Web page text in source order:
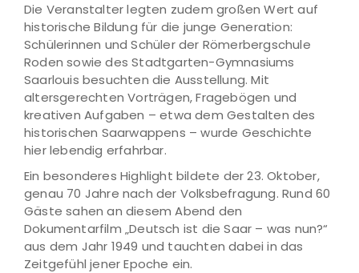
Die Veranstalter legten zudem großen Wert auf
historische Bildung für die junge Generation:
Schülerinnen und Schüler der Römerbergschule
Roden sowie des Stadtgarten-Gymnasiums
Saarlouis besuchten die Ausstellung. Mit
altersgerechten Vorträgen, Fragebögen und
kreativen Aufgaben – etwa dem Gestalten des
historischen Saarwappens – wurde Geschichte
hier lebendig erfahrbar.
Ein besonderes Highlight bildete der 23. Oktober,
genau 70 Jahre nach der Volksbefragung. Rund 60
Gäste sahen an diesem Abend den
Dokumentarfilm „Deutsch ist die Saar – was nun?“
aus dem Jahr 1949 und tauchten dabei in das
Zeitgefühl jener Epoche ein.